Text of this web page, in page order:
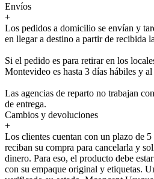
Envíos
+
Los pedidos a domicilio se envían y
en llegar a destino a partir de recibida
Si el pedido es para retirar en los
Montevideo es hasta 3 días hábiles y
Las agencias de reparto no trabajan
de entrega.
Cambios y devoluciones
+
Los clientes cuentan con un plazo de 5
reciban su compra para cancelarla y
dinero. Para eso, el producto debe
con su empaque original y etiquetas.